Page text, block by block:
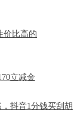
价比高的
立减金
抖音1分钱买刮胡